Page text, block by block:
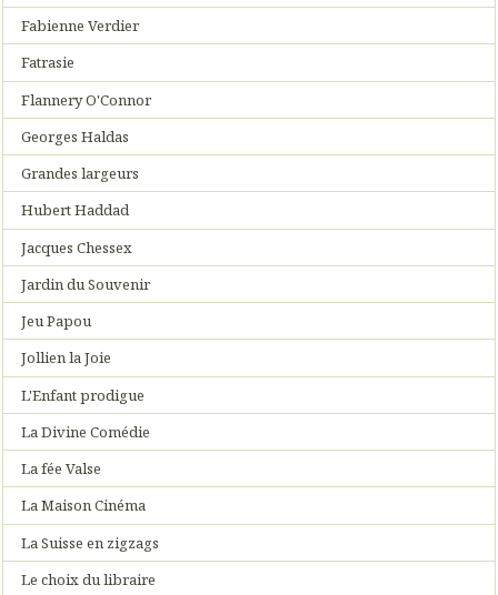
Fabienne Verdier
Fatrasie
Flannery O'Connor
Georges Haldas
Grandes largeurs
Hubert Haddad
Jacques Chessex
Jardin du Souvenir
Jeu Papou
Jollien la Joie
L'Enfant prodigue
La Divine Comédie
La fée Valse
La Maison Cinéma
La Suisse en zigzags
Le choix du libraire